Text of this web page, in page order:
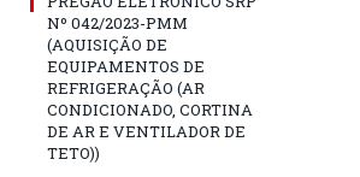
Nº 042/2023-PMM
(AQUISIÇÃO DE
EQUIPAMENTOS DE
REFRIGERAÇÃO (AR
CONDICIONADO, CORTINA
DE AR E VENTILADOR DE
TETO))